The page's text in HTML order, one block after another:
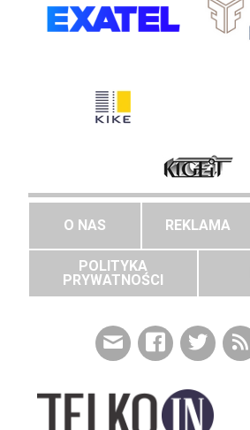
O NAS REKLAMA
POLITYKA
PRYWATNOŚCI